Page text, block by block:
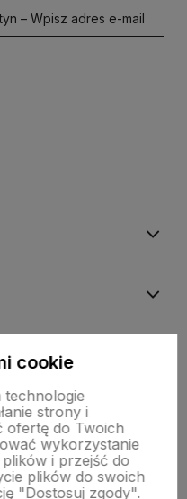
– Wpisz adres e-mail
cookie
technologie
strony i
ofertę do Twoich
wykorzystanie
i przejść do
plików do swoich
"Dostosuj zgody".